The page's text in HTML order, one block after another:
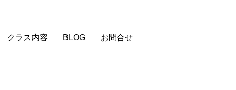
クラス内容 BLOG お問合せ